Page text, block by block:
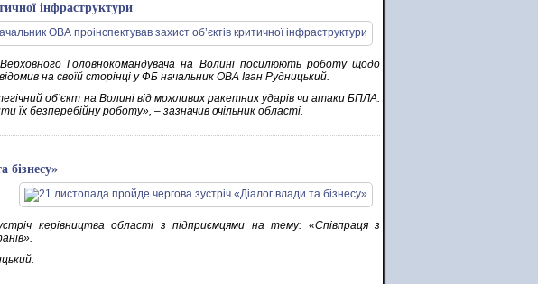
інфраструктури
Головнокомандувача на Волині посилюють роботу щодо
на своїй сторінці у ФБ начальник ОВА Іван Рудницький.
об’єкт на Волині від можливих ракетних ударів чи атаки БПЛА.
їх безперебійну роботу», – зазначив очільник області.
бізнесу»
керівництва області з підприємцями на тему: «Співпраця з